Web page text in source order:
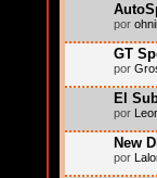
por
GT
por
El
por
New
por